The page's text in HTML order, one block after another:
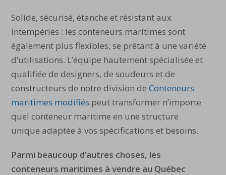
Solide, sécurisé, étanche et résistant aux
intempéries : les conteneurs maritimes sont
également plus flexibles, se prêtant à une variété
d’utilisations. L’équipe hautement spécialisée et
qualifiée de designers, de soudeurs et de
constructeurs de notre division de Conteneurs
maritimes modifiés peut transformer n’importe
quel conteneur maritime en une structure
unique adaptée à vos spécifications et besoins.
Parmi beaucoup d’autres choses, les
conteneurs maritimes à vendre au Québec